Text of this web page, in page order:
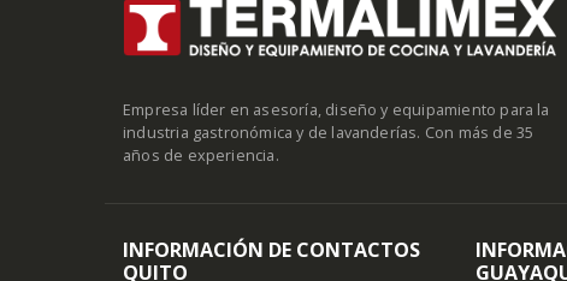
Empresa líder en asesoría, diseño y equipamiento para la
industria gastronómica y de lavanderías. Con más de 35
años de experiencia.
INFORMACIÓN DE CONTACTOS
QUITO